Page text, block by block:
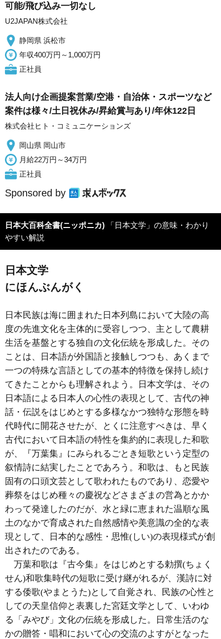
可能/飛び込み一切なし
U2JAPAN株式会社
静岡県 浜松市
年収400万円～1,000万円
正社員
法人向け企画提案営業/空港・自治体・スポーツなど
案件は様々/土日祝休み/昇給賞与あり/年休122日
株式会社ヒト・コミュニケーションズ
岡山県 岡山市
月給22万円～34万円
正社員
Sponsored by
日本大百科全書(ニッポニカ) 「日本文学」の意味・わかり
やすい解説
日本文学
にほんぶんがく
日本民族は海に囲まれた日本列島において大陸の高
度の先進文化を主体的に受容しつつ、主として農耕
生活を基盤とする独自の文化伝統を形成した。その
ことは、日本語が外国語と接触しつつも、あくまで
一つの特殊な言語としての基本的特徴を保持し続け
てきたことからも理解されよう。日本文学は、その
日本語による日本人の心性の表現として、古代の神
話・伝説をはじめとする多様なかつ独特な形態を時
代時代に開花させたが、とくに注意すべきは、早く
古代において日本語の特性を集約的に表現した和歌
が、『万葉集』にみられるごとき短歌という定型の
叙情詩に結実したことであろう。和歌は、もと民族
固有の口頭文芸として歌われたものであり、恋愛や
葬祭をはじめ種々の慶祝などさまざまの営為とかか
わって発達したのだが、水と緑に恵まれた温順な風
土のなかで育成された自然感情や美意識の全的な表
現として、日本的な感性・思惟(しい)の表現様式が創
出されたのである。
万葉和歌は『古今集』をはじめとする勅撰(ちょく
せん)和歌集時代の短歌に受け継がれるが、漢詩に対
する倭歌(やまとうた)として自覚され、民族の心性と
しての天皇信仰と表裏した宮廷文学として、いわゆ
る「みやび」文化の伝統を形成した。日常生活のな
かの贈答・唱和において心の交流のよすがとなった